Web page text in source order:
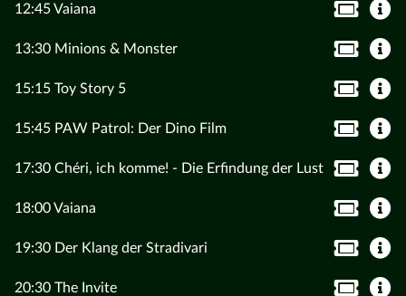
12:45 Vaiana
13:30 Minions & Monster
15:15 Toy Story 5
15:45 PAW Patrol: Der Dino Film
17:30 Chéri, ich komme! - Die Erfindung der Lust
18:00 Vaiana
19:30 Der Klang der Stradivari
20:30 The Invite